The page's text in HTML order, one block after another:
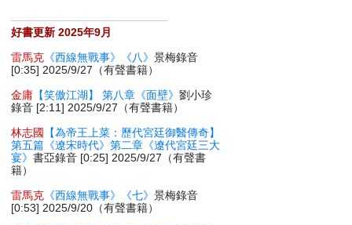
好書更新 2025年9月
雷馬克 《西線無戰事》《八》景梅錄音
[0:35] 2025/9/27（有聲書籍）
金庸 【笑傲江湖】 第八章《面壁》劉小珍
錄音 [2:11] 2025/9/27（有聲書籍）
林志國
【為帝王上菜：歷代宮廷御醫傳奇】
第五篇《遼宋時代》第二章《遼代宮廷三大
宴》書亞錄音 [0:25] 2025/9/27（有聲書
籍）
雷馬克 《西線無戰事》《七》景梅錄音
[0:53] 2025/9/20（有聲書籍）